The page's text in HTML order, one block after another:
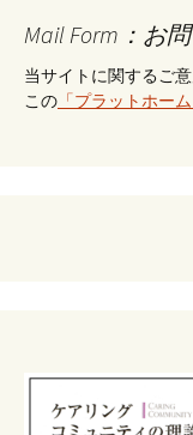
Mail Form：お
当サイトに関するご
この 「プラットホーム